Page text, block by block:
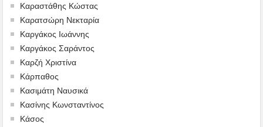
Καραστάθης Κώστας
Καρατσώρη Νεκταρία
Καργάκος Ιωάννης
Καργάκος Σαράντος
Καρζή Χριστίνα
Κάρπαθος
Κασιμάτη Ναυσικά
Κασίνης Κωνσταντίνος
Κάσος